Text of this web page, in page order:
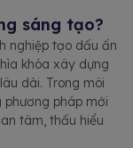
sáng tạo?
nghiệp tạo dấu ấn
khóa xây dựng
dài. Trong môi
pháp mới
tâm, thấu hiểu